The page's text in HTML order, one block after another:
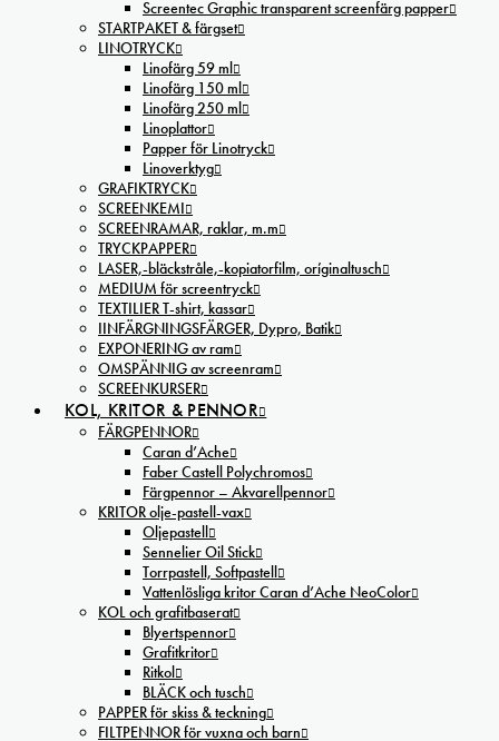
Screentec Graphic transparent screenfärg papper
STARTPAKET & färgset
LINOTRYCK
Linofärg 59 ml
Linofärg 150 ml
Linofärg 250 ml
Linoplattor
Papper för Linotryck
Linoverktyg
GRAFIKTRYCK
SCREENKEMI
SCREENRAMAR, raklar, m.m
TRYCKPAPPER
LASER,-bläckstråle,-kopiatorfilm, oríginaltusch
MEDIUM för screentryck
TEXTILIER T-shirt, kassar
IINFÄRGNINGSFÄRGER, Dypro, Batik
EXPONERING av ram
OMSPÄNNIG av screenram
SCREENKURSER
KOL, KRITOR & PENNOR
FÄRGPENNOR
Caran d’Ache
Faber Castell Polychromos
Färgpennor – Akvarellpennor
KRITOR olje-pastell-vax
Oljepastell
Sennelier Oil Stick
Torrpastell, Softpastell
Vattenlösliga kritor Caran d’Ache NeoColor
KOL och grafitbaserat
Blyertspennor
Grafitkritor
Ritkol
BLÄCK och tusch
PAPPER för skiss & teckning
FILTPENNOR för vuxna och barn